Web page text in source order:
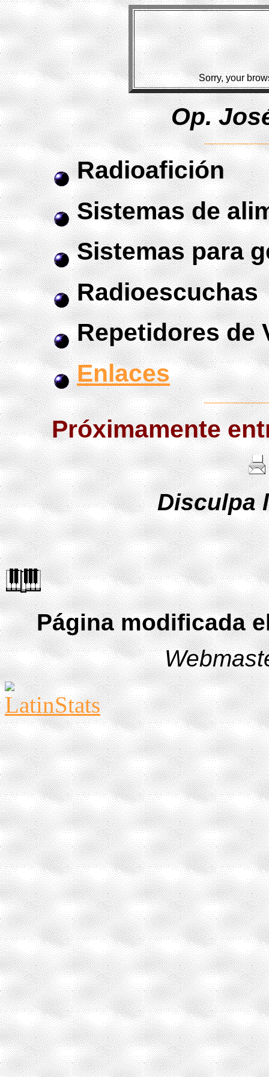
Sorry, your
Op.
Radioafición
Sistemas de
Sistemas para
Radioescuchas
Repetidores de
Enlaces
Próximamente
Disculpa
Página modificada